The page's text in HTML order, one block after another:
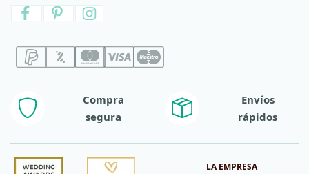
Compra
segura
Envíos
rápidos
LA EMPRESA